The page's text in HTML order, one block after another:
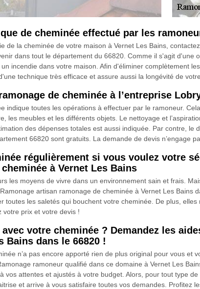
de cheminée effectué par les
de la cheminée de votre maison à Vernet Les Bains,
dans tout le département du 66820. Comme il s'agit
incendie dans votre maison. Afin d'éliminer complètement
technique très efficace et assure aussi la longévité de
de cheminée à l’entreprise
indique toutes les opérations à effectuer par le ramoneur.
les meubles et les différents objets. Le nettoyage et
des dépenses totales est aussi indiquée. Par contre, le
66820 sont gratuits. La demande de devis n’engage
régulièrement si vous voulez votre
à Vernet Les Bains
les moyens de vivre dans un environnement sain et frais.
artisan ramonage de cheminée à Vernet Les Bains
toutes les saletés qui bouchent votre cheminée. De plus,
votre prix et votre devis !
votre cheminée ? Demandez les
Bains dans le 66820 !
n’a pas encore apporté rien de plus original pour vous
ramoneur qualifié dans ce domaine à Vernet Les
vos attentes et ajustés à votre budget. Alors, pour tout type
et arrive à vous satisfaire toutes vos demandes. Profitez